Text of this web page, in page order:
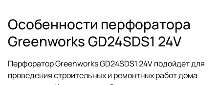
Особенности перфоратора
Greenworks GD24SDS1 24V
Перфоратор Greenworks GD24SDS1 24V подойдет для
проведения строительных и ремонтных работ дома